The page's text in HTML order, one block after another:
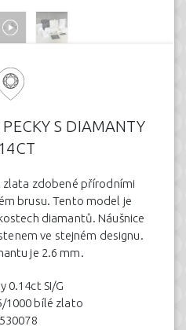
S DIAMANTY
zlata zdobené přírodními
brusu. Tento model je
diamantů. Náušnice
ve stejném designu.
je 2.6 mm.
0.14ct SI/G
1000 bílé zlato